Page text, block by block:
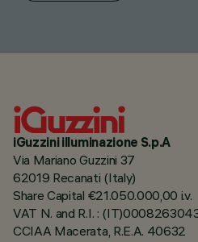
iGuzzini illuminazione S.p.A
Via Mariano Guzzini 37
62019 Recanati (Italy)
Share Capital €21.050.000,00 i.v.
VAT N. and R.I. :
CCIAA Macerata, R.E.A. 40632